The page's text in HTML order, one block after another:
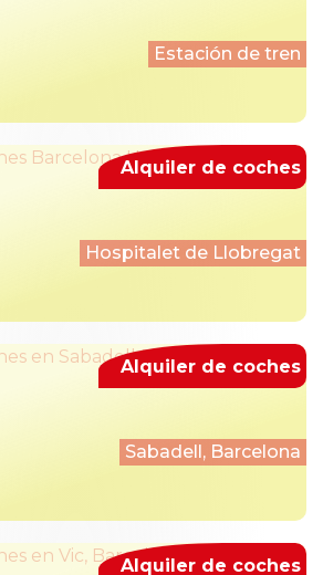
Estación de tren
Hospitalet de Llobregat
Alquiler de coches
Sabadell, Barcelona
Alquiler de coches
Alquiler de coches